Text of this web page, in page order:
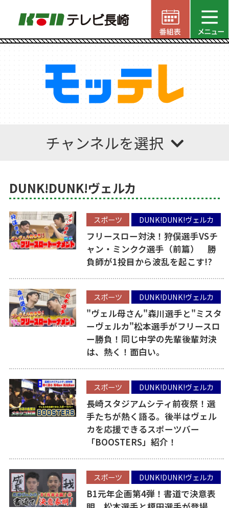
チャンネルを選択
DUNK!DUNK!ヴェルカ
スポーツ DUNK!DUNK!ヴェルカ
フリースロー対決！狩俣選手VSチ
ャン・ミンクク選手（前篇） 勝
負師が1投目から波乱を起こす!?
スポーツ DUNK!DUNK!ヴェルカ
"ヴェル母さん"森川選手と"ミスタ
ーヴェルカ"松本選手がフリースロ
ー勝負！同じ中学の先輩後輩対決
は、熱く！面白い。
スポーツ DUNK!DUNK!ヴェルカ
長崎スタジアムシティ前夜祭！選
手たちが熱く語る。後半はヴェル
カを応援できるスポーツバー
「BOOSTERS」紹介！
スポーツ DUNK!DUNK!ヴェルカ
B1元年企画第4弾！書道で決意表